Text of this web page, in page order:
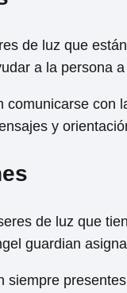
de luz que
a la persona
comunicarse con
y
de luz que
guardian
siempre